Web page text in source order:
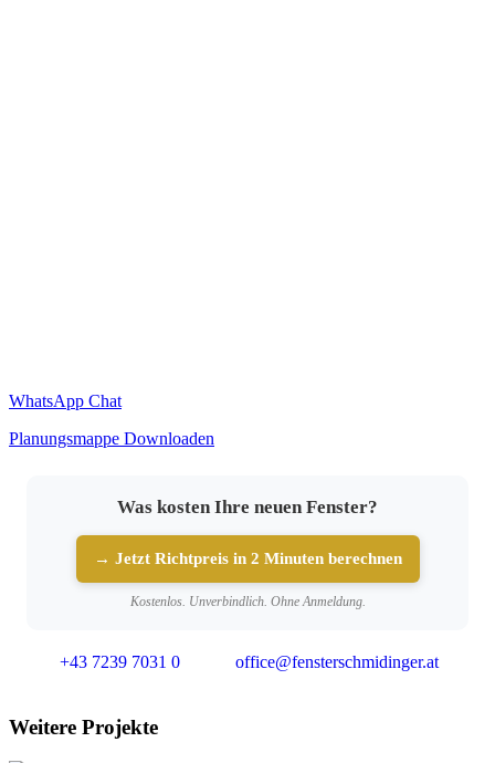
WhatsApp Chat
Planungsmappe Downloaden
Was kosten Ihre neuen Fenster?
→ Jetzt Richtpreis in 2 Minuten berechnen
Kostenlos. Unverbindlich. Ohne Anmeldung.
+43 7239 7031 0 office@fensterschmidinger.at
Weitere Projekte